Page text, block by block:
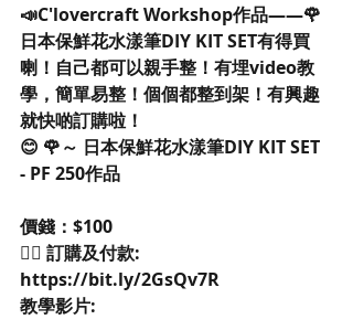
📣C'lovercraft Workshop作品——🌹
日本保鮮花水漾筆DIY KIT SET有得買
喇！自己都可以親手整！有埋video教
學，簡單易整！個個都整到架！有興趣
就快啲訂購啦！
😊 🌹～ 日本保鮮花水漾筆DIY KIT SET
- PF 250作品
價錢：$100
👉🏻 訂購及付款:
https://bit.ly/2GsQv7R
教學影片: